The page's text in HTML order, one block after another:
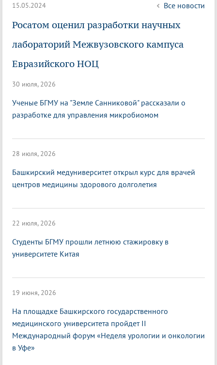
15.05.2024 Все новости
Росатом оценил разработки научных
лабораторий Межвузовского кампуса
Евразийского НОЦ
30 июля, 2026
Ученые БГМУ на "Земле Санниковой" рассказали о
разработке для управления микробиомом
28 июля, 2026
Башкирский медуниверситет открыл курс для врачей
центров медицины здорового долголетия
22 июля, 2026
Студенты БГМУ прошли летнюю стажировку в
университете Китая
19 июня, 2026
На площадке Башкирского государственного
медицинского университета пройдет II
Международный форум «Неделя урологии и онкологии
в Уфе»